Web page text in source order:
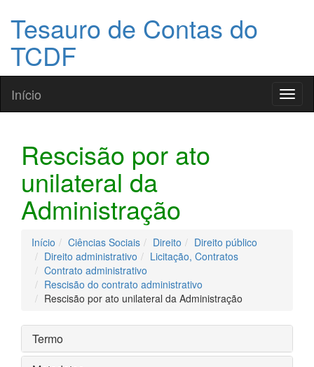
Tesauro de Contas do
TCDF
Início
Rescisão por ato
unilateral da
Administração
Início Ciências Sociais Direito
Direito público
Direito administrativo
Licitação, Contratos
Contrato administrativo
Rescisão do contrato administrativo
Rescisão por ato unilateral da Administração
Termo